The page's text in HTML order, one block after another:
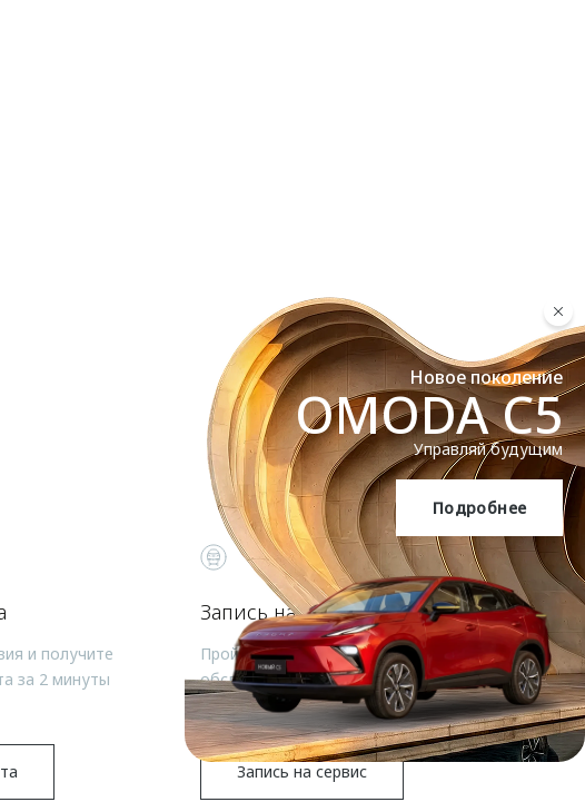
OMODA C5
Новое поколение
OMODA C5
Управляй будущим
Подробнее
и получите
за 2 минуты
Запись на сервис
Пройдите регламентное техническое
обслуживание вашего автомобиля
OMODA
Запись на сервис